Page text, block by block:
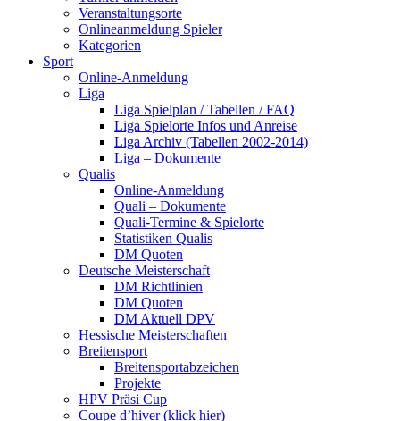
Veranstaltungsorte
Onlineanmeldung Spieler
Kategorien
Sport
Online-Anmeldung
Liga
Liga Spielplan / Tabellen / FAQ
Liga Spielorte Infos und Anreise
Liga Archiv (Tabellen 2002-2014)
Liga – Dokumente
Qualis
Online-Anmeldung
Quali – Dokumente
Quali-Termine & Spielorte
Statistiken Qualis
DM Quoten
Deutsche Meisterschaft
DM Richtlinien
DM Quoten
DM Aktuell DPV
Hessische Meisterschaften
Breitensport
Breitensportabzeichen
Projekte
HPV Präsi Cup
Coupe d’hiver (klick hier)